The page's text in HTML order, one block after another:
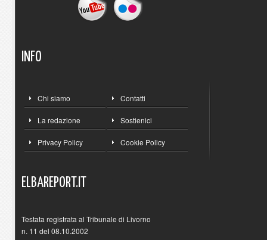
INFO
Chi siamo Contatti
La redazione Sostienici
Privacy Policy Cookie Policy
ELBAREPORT.IT
Testata registrata al Tribunale di Livorno
n. 11 del 08.10.2002